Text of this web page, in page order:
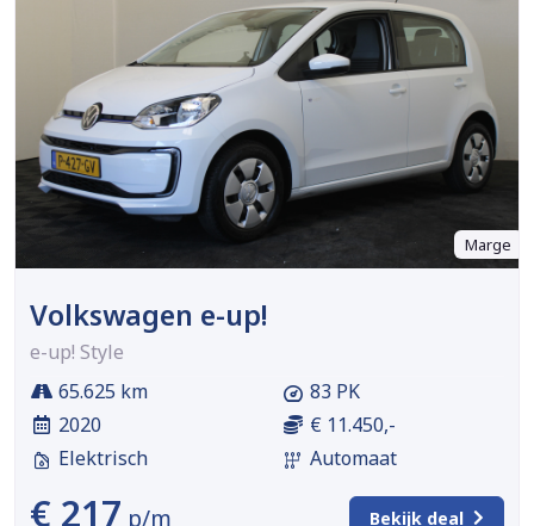
Marge
Volkswagen e-up!
e-up! Style
65.625 km
2020
Elektrisch
83 PK
€ 11.450,-
Automaat
€ 217 p/m Bekijk deal